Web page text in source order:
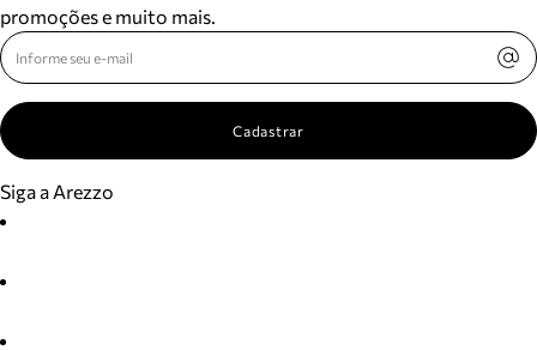
promoções e muito mais.
Cadastrar
Siga a Arezzo